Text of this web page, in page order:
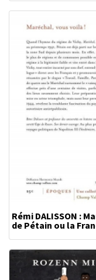
Rémi DALISSON :
de Pétain ou la